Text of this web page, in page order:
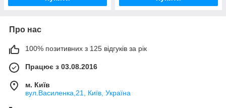
Про нас
100% позитивних з 125 відгуків за рік
Працює з 03.08.2016
м. Київ
вул.Василенка,21, Київ, Україна